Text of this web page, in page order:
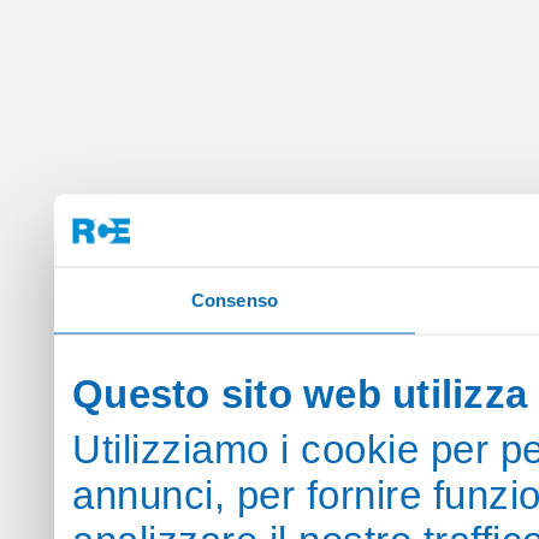
Consenso
Questo sito web utilizza
Utilizziamo i cookie per
annunci, per fornire